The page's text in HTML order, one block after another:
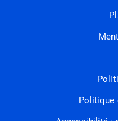
Politique